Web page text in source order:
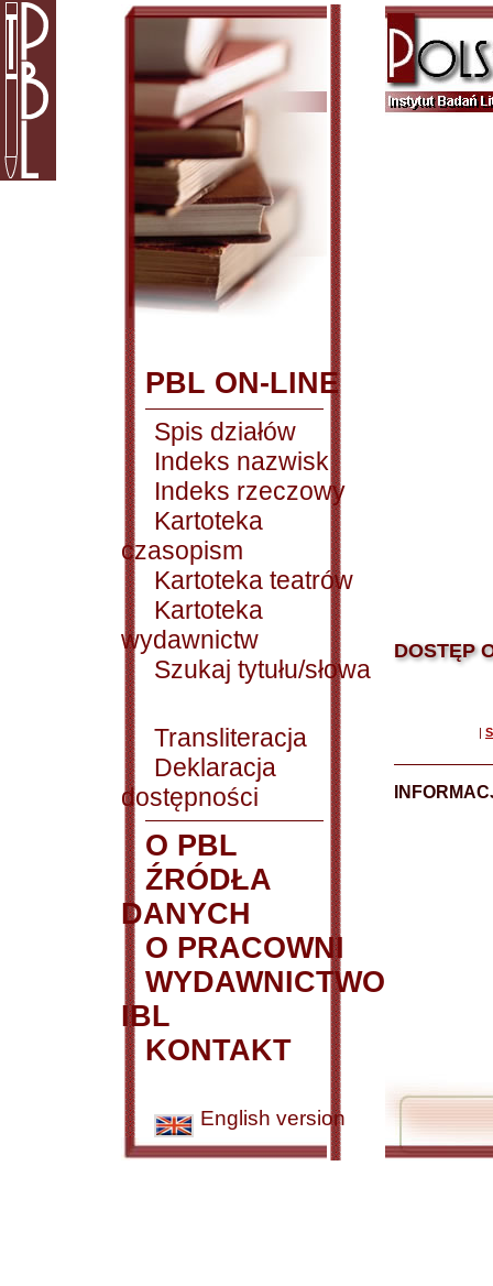
PBL ON-LINE
Spis działów
Indeks nazwisk
Indeks rzeczowy
Kartoteka
czasopism
Kartoteka teatrów
Kartoteka
wydawnictw
Szukaj tytułu/słowa
Transliteracja
Deklaracja
dostępności
O PBL
ŹRÓDŁA
DANYCH
O PRACOWNI
WYDAWNICTWO
IBL
KONTAKT
English version
DOSTĘP
|